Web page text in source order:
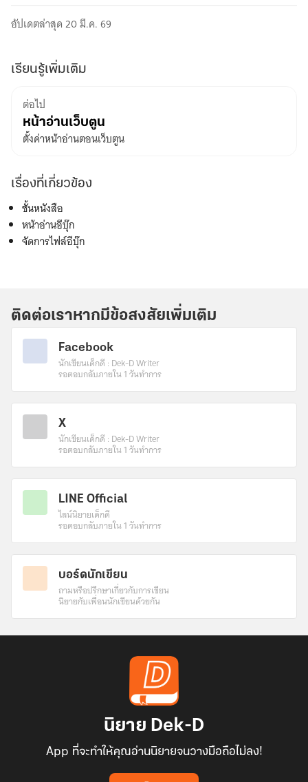
อ่าน
ต่อ
อัปเดตล่าสุด 20 มี.ค. 69
เรียนรู้เพิ่มเติม
ต่อไป
หน้าอ่านเว็บตูน
ตั้งค่าหน้าอ่านตอนเว็บตูน
เรื่องที่เกี่ยวข้อง
ชั้นหนังสือ
หน้าอ่านอีบุ๊ก
จัดการไฟล์อีบุ๊ก
ติดต่อเราหากมีข้อสงสัยเพิ่มเติม
Facebook
นักเขียนเด็กดี : Dek-D Writer
รอตอบกลับภายใน 1 วันทำการ
X
นักเขียนเด็กดี : Dek-D Writer
รอตอบกลับภายใน 1 วันทำการ
LINE Official
ไลน์นิยายเด็กดี
รอตอบกลับภายใน 1 วันทำการ
บอร์ดนักเขียน
ถามหรือปรึกษาเกี่ยวกับการเขียน
นิยายกับเพื่อนนักเขียนด้วยกัน
นิยาย Dek-D
App ที่จะทำให้คุณอ่านนิยายจนวางมือถือไม่ลง!